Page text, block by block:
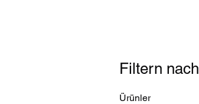
Filtern nach
Ürünler